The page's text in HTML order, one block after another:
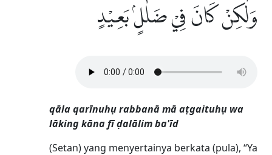
وَلٰكِنْ كَانَ فِيْ ضَلٰلٍۢ بَعِيْدٍ
qāla qarīnuhụ rabbanā mā aṭgaituhụ wa
lāking kāna fī ḍalālim ba'īd
(Setan) yang menyertainya berkata (pula), “Ya